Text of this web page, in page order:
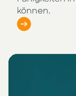
können.